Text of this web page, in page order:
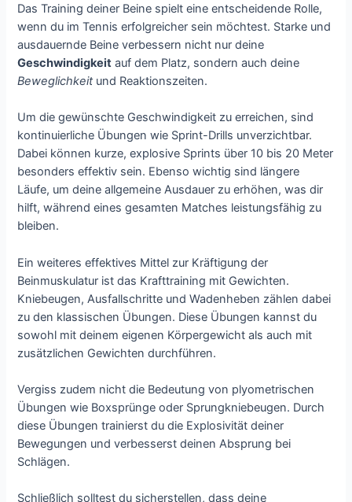
Das Training deiner Beine spielt eine entscheidende Rolle,
wenn du im Tennis erfolgreicher sein möchtest. Starke und
ausdauernde Beine verbessern nicht nur deine
Geschwindigkeit auf dem Platz, sondern auch deine
Beweglichkeitund Reaktionszeiten.
Um die gewünschte Geschwindigkeit zu erreichen, sind
kontinuierliche Übungen wie Sprint-Drills unverzichtbar.
Dabei können kurze, explosive Sprints über 10 bis 20 Meter
besonders effektiv sein. Ebenso wichtig sind längere
Läufe, um deine allgemeine Ausdauer zu erhöhen, was dir
hilft, während eines gesamten Matches leistungsfähig zu
bleiben.
Ein weiteres effektives Mittel zur Kräftigung der
Beinmuskulatur ist das Krafttraining mit Gewichten.
Kniebeugen, Ausfallschritte und Wadenheben zählen dabei
zu den klassischen Übungen. Diese Übungen kannst du
sowohl mit deinem eigenen Körpergewicht als auch mit
zusätzlichen Gewichten durchführen.
Vergiss zudem nicht die Bedeutung von plyometrischen
Übungen wie Boxsprünge oder Sprungkniebeugen. Durch
diese Übungen trainierst du die Explosivität deiner
Bewegungen und verbesserst deinen Absprung bei
Schlägen.
Schließlich solltest du sicherstellen, dass deine